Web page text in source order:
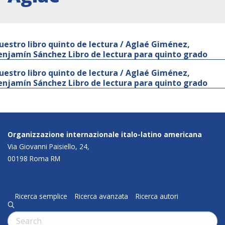
libro quinto de lectura / Aglaé Giménez,
Sánchez Libro de lectura para quinto grado
libro quinto de lectura / Aglaé Giménez,
Sánchez Libro de lectura para quinto grado
Organizzazione internazionale italo-latino americana
Via Giovanni Paisiello, 24,
00198 Roma RM
Ricerca semplice Ricerca avanzata Ricerca autori
q
Cerca: